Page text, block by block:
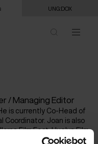
UNG:DOX
/ Managing Editor
is currently Co-Head of
Coordinator. Joan is also
Film Fest, Huelva Film
Social Film Festival.